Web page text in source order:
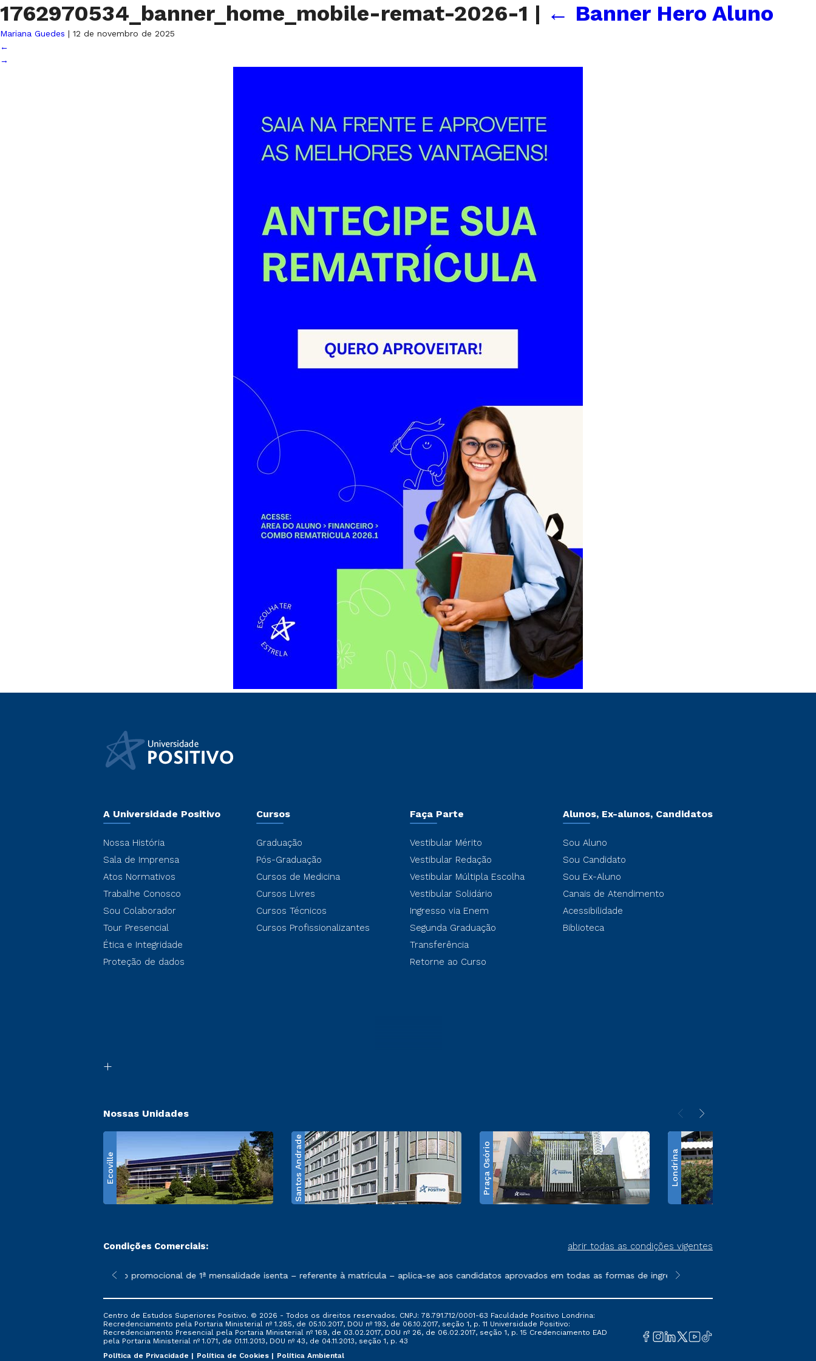
1762970534_banner_home_mobile-remat-2026-1 | ← Banner Hero Aluno
Mariana Guedes | 12 de novembro de 2025
←
→
A Universidade Positivo
Nossa História
Sala de Imprensa
Atos Normativos
Trabalhe Conosco
Sou Colaborador
Tour Presencial
Ética e Integridade
Proteção de dados
Cursos
Graduação
Pós-Graduação
Cursos de Medicina
Cursos Livres
Cursos Técnicos
Cursos Profissionalizantes
Faça Parte
Vestibular Mérito
Vestibular Redação
Vestibular Múltipla Escolha
Vestibular Solidário
Ingresso via Enem
Segunda Graduação
Transferência
Retorne ao Curso
Alunos, Ex-alunos, Candidatos
Sou Aluno
Sou Candidato
Sou Ex-Aluno
Canais de Atendimento
Acessibilidade
Biblioteca
Nossas Unidades
Ecoville Santos Andrade Praça Osório Londrina
Condições Comerciais: abrir todas as condições vigentes
sofrer alterações nos períodos de rematrícula conforme exposto no contrato de prestação de serviços
*A condição promocional de 1ª mensalidade isenta – referente à matrícula – aplica-se aos candidatos aprovados em todas as formas de ingresso, exceto na prova on-line ou
**Semipresencial é um formato do
Centro de Estudos Superiores Positivo. © 2026 - Todos os direitos reservados. CNPJ: 78.791.712/0001-63 Faculdade Positivo Londrina:
Recredenciamento pela Portaria Ministerial nº 1.285, de 05.10.2017, DOU nº 193, de 06.10.2017, seção 1, p. 11 Universidade Positivo:
Recredenciamento Presencial ​pela Portaria Ministerial nº 169, de 03.02.2017, DOU nº 26, de 06.02.2017, seção 1, p. 15 Credenciamento EAD
pela Portaria Ministerial nº 1.071, de 01.11.2013, DOU nº 43, de 04.11.2013, seção 1, p. 43
Política de Privacidade
Política de Cookies Política Ambiental